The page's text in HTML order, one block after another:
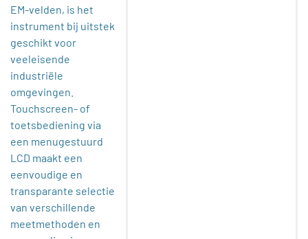
EM-velden, is het
instrument bij uitstek
geschikt voor
veeleisende
industriële
omgevingen.
Touchscreen- of
toetsbediening via
een menugestuurd
LCD maakt een
eenvoudige en
transparante selectie
van verschillende
meetmethoden en